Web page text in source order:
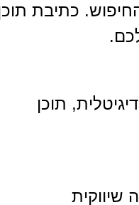
כתיבת
תוכן